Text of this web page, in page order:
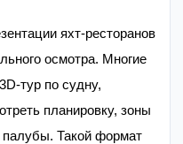
яхт-ресторанов
осмотра. Многие
тур по судну,
планировку, зоны
палубы. Такой формат